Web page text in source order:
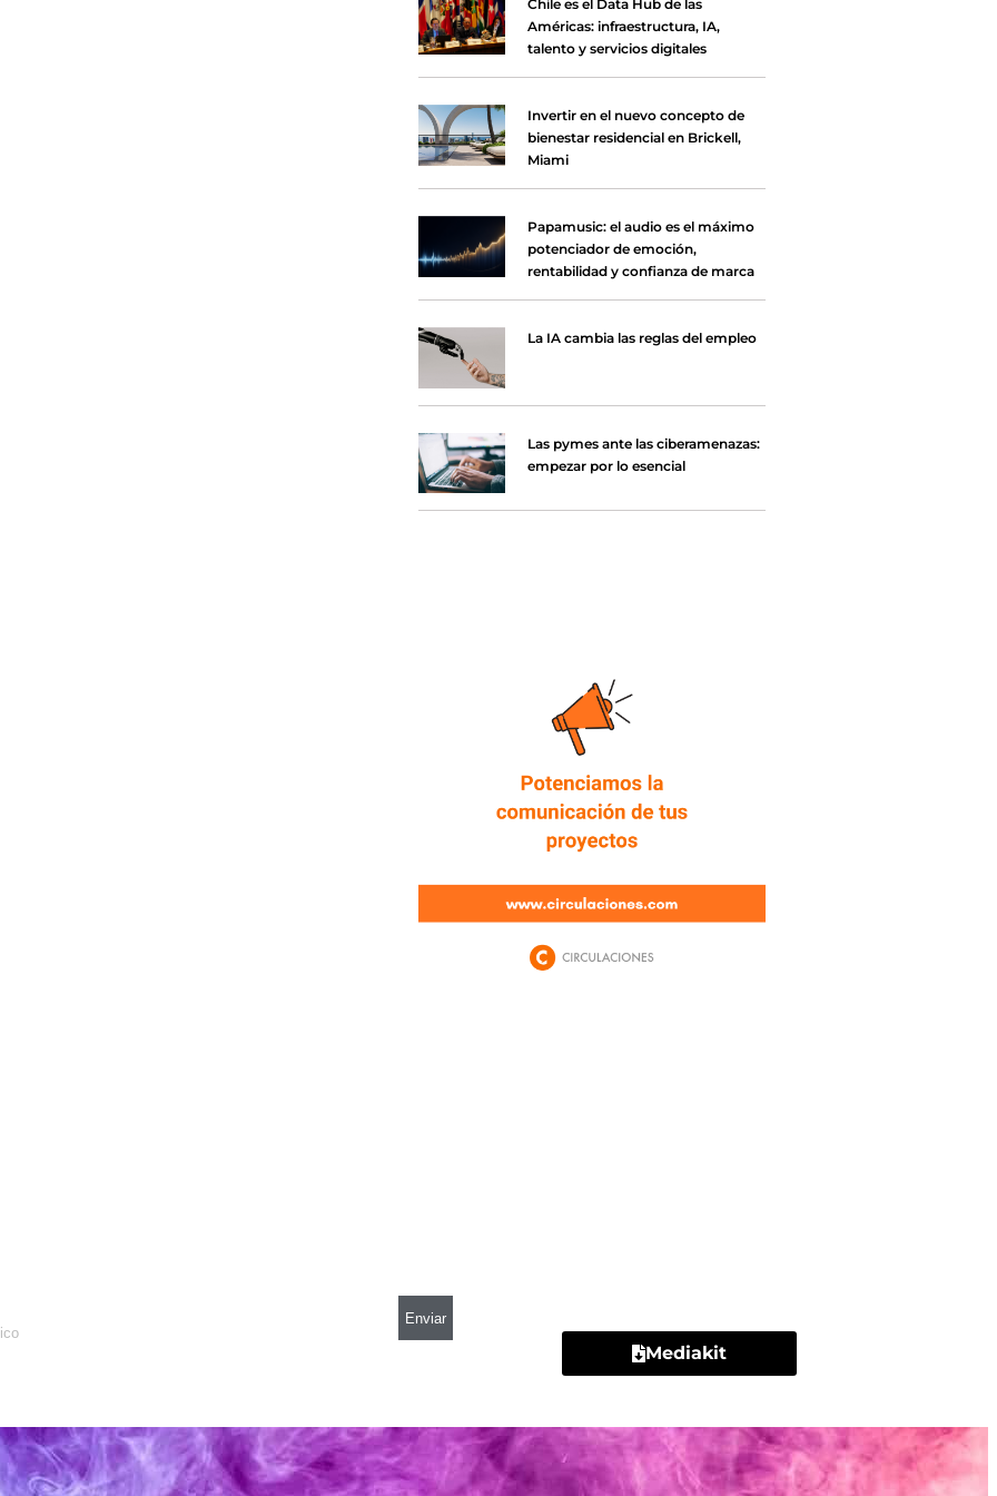
Chile es el Data Hub de las
Américas: infraestructura, IA,
talento y servicios digitales
Invertir en el nuevo concepto de
bienestar residencial en Brickell,
Miami
Papamusic: el audio es el máximo
potenciador de emoción,
rentabilidad y confianza de marca
La IA cambia las reglas del empleo
Las pymes ante las ciberamenazas:
empezar por lo esencial
Mediakit